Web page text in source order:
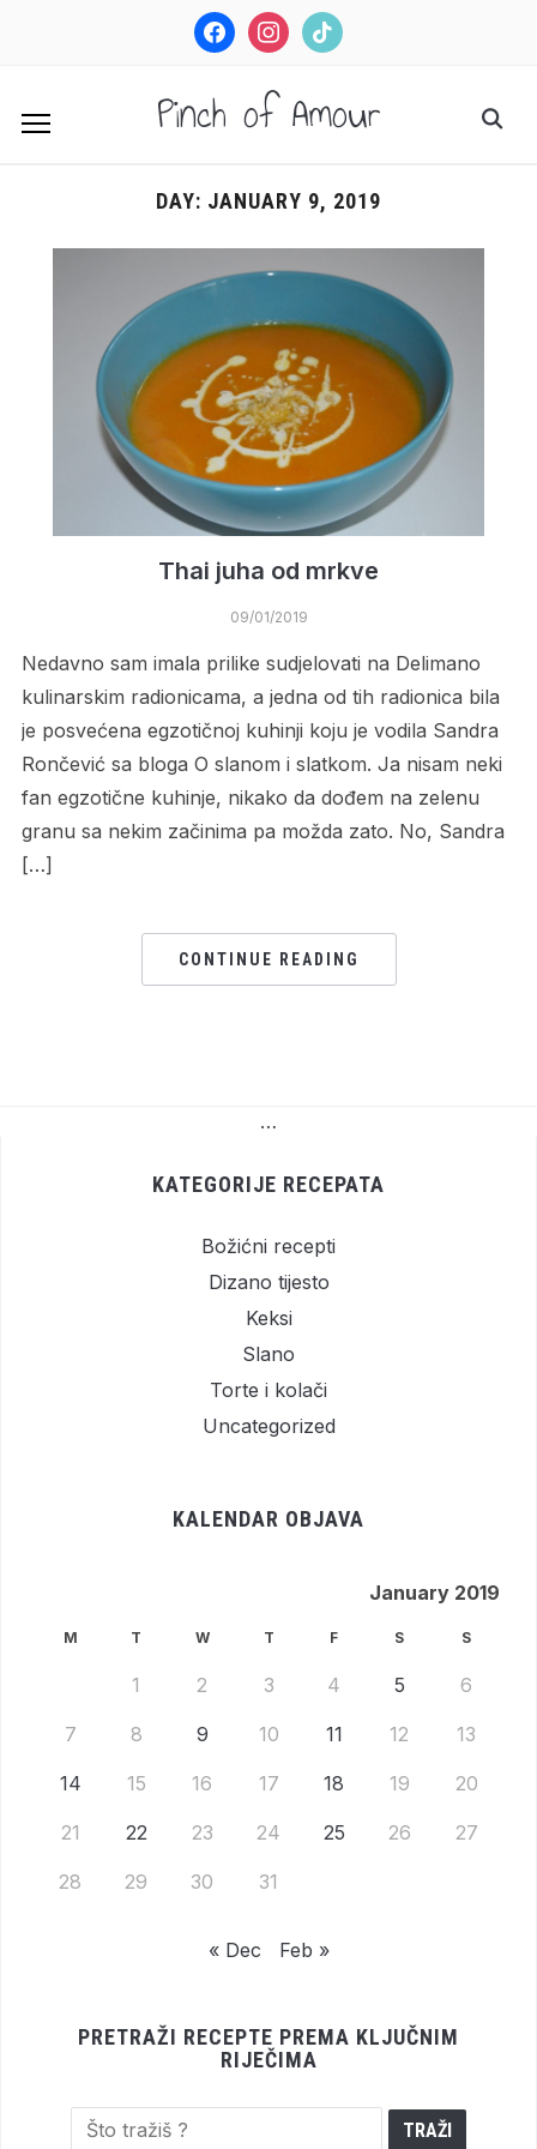
facebookinstagramtiktok
Pinch of Amour
DAY: JANUARY 9, 2019
Thai juha od mrkve
09/01/2019
Nedavno sam imala prilike sudjelovati na Delimano
kulinarskim radionicama, a jedna od tih radionica bila
je posvećena egzotičnoj kuhinji koju je vodila Sandra
Rončević sa bloga O slanom i slatkom. Ja nisam neki
fan egzotične kuhinje, nikako da dođem na zelenu
granu sa nekim začinima pa možda zato. No, Sandra
[…]
CONTINUE READING
…
KATEGORIJE RECEPATA
Božićni recepti
Dizano tijesto
Keksi
Slano
Torte i kolači
Uncategorized
KALENDAR OBJAVA
January 2019
M T W T F S S
1 2 3 4 5 6
7 8 9 10 11 12 13
14 15 16 17 18 19 20
21 22 23 24 25 26 27
28 29 30 31
« Dec Feb »
PRETRAŽI RECEPTE PREMA KLJUČNIM
RIJEČIMA